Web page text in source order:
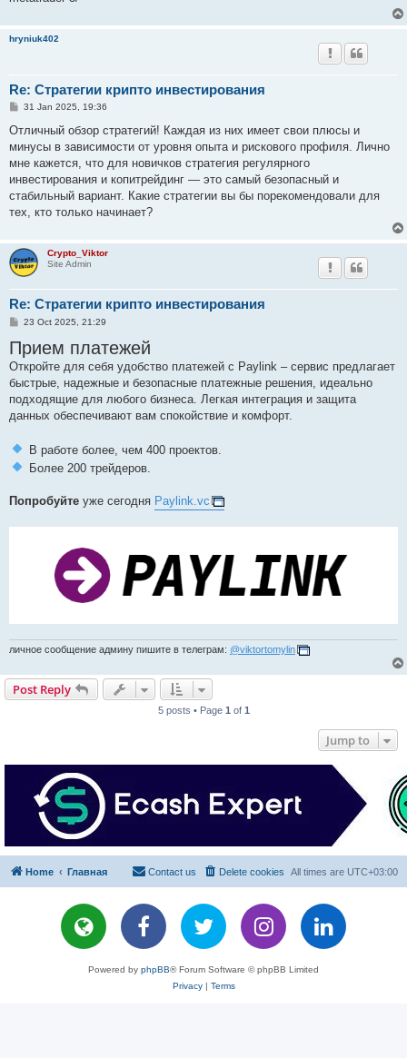
hryniuk402
Re: Стратегии крипто инвестирования
P
s
31 Jan 2025, 19:36
Отличный обзор стратегий! Каждая из них имеет свои плюсы и
минусы в зависимости от уровня опыта и рискового профиля. Лично
мне кажется, что для новичков стратегия регулярного
инвестирования и копитрейдинг — это самый безопасный и
стабильный вариант. Какие стратегии вы бы порекомендовали для
тех, кто только начинает?
Crypto_Viktor
Site Admin
Re: Стратегии крипто инвестирования
P
s
t
23 Oct 2025, 21:29
Прием платежей
Откройте для себя удобство платежей с Paylink – сервис предлагает
быстрые, надежные и безопасные платежные решения, идеально
подходящие для любого бизнеса. Легкая интеграция и защита
данных обеспечивают вам спокойствие и комфорт.
В работе более, чем 400 проектов.
Более 200 трейдеров.
Попробуйте уже сегодня Paylink.vc
личное сообщение админу пишите в телеграм: @viktortomylin
Post Reply
5 posts • Page 1 of 1
Jump to
Home Главная All times are UTC+03:00
Delete cookies
Contact us
Powered by phpBB® Forum Software © phpBB Limited
Privacy| Terms